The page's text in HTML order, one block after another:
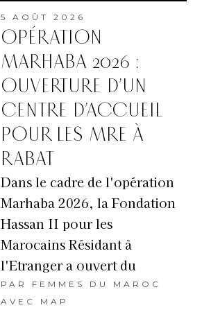
5 AOÛT 2026
OPÉRATION
MARHABA 2026 :
OUVERTURE D’UN
CENTRE D’ACCUEIL
POUR LES MRE À
RABAT
Dans le cadre de l'opération
Marhaba 2026, la Fondation
Hassan II pour les
Marocains Résidant à
l'Etranger a ouvert du
PAR FEMMES DU MAROC
AVEC MAP